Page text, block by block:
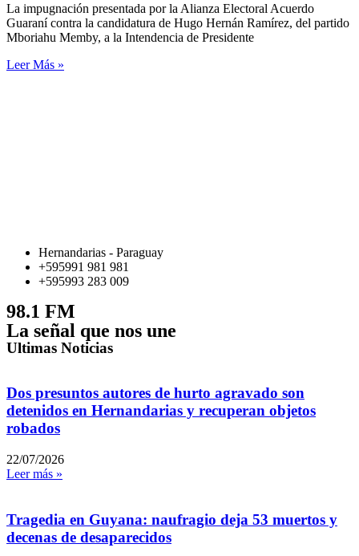
La impugnación presentada por la Alianza Electoral Acuerdo
Guaraní contra la candidatura de Hugo Hernán Ramírez, del partido
Mboriahu Memby, a la Intendencia de Presidente
Leer Más »
Hernandarias - Paraguay
+595991 981 981
+595993 283 009
98.1 FM
La señal que nos une
Ultimas Noticias
Dos presuntos autores de hurto agravado son
detenidos en Hernandarias y recuperan objetos
robados
22/07/2026
Leer más »
Tragedia en Guyana: naufragio deja 53 muertos y
decenas de desaparecidos